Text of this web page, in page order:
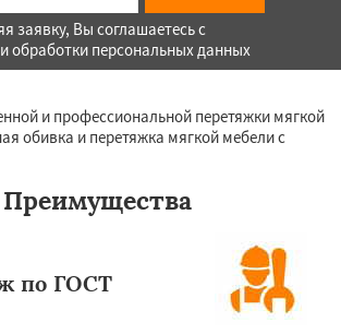
заявку, Вы соглашаетесь с
обработки персональных данных
и профессиональной перетяжки мягкой
обивка и перетяжка мягкой мебели с
Преимущества
по ГОСТ